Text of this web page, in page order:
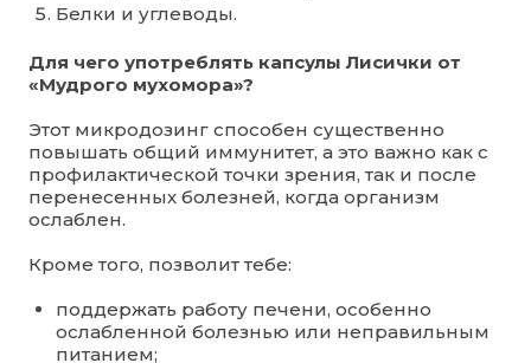
Белки и углеводы.
Для чего употреблять капсулы Лисички от
«Мудрого мухомора»?
Этот микродозинг способен существенно
повышать общий иммунитет, а это важно как с
профилактической точки зрения, так и после
перенесенных болезней, когда организм
ослаблен.
Кроме того, позволит тебе:
поддержать работу печени, особенно
ослабленной болезнью или неправильным
питанием;